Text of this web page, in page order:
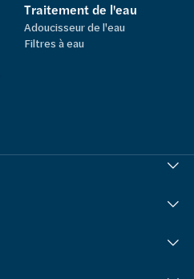
Traitement de l'eau
Adoucisseur de l'eau
Filtres à eau